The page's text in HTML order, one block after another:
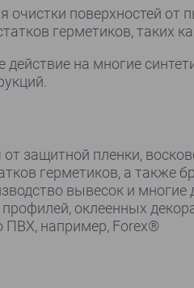
очистки поверхностей
герметиков, таких
на многие
защитной пленки,
герметиков, а также
вывесок и многие
оклеенных
ПВХ, например, Forex®